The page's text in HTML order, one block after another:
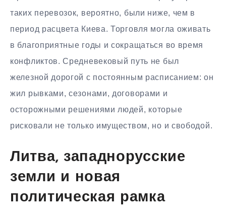
таких перевозок, вероятно, были ниже, чем в
период расцвета Киева. Торговля могла оживать
в благоприятные годы и сокращаться во время
конфликтов. Средневековый путь не был
железной дорогой с постоянным расписанием: он
жил рывками, сезонами, договорами и
осторожными решениями людей, которые
рисковали не только имуществом, но и свободой.
Литва, западнорусские
земли и новая
политическая рамка